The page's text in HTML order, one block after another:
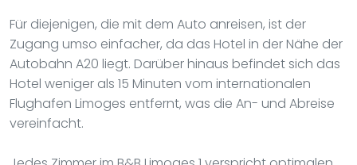
Für diejenigen, die mit dem Auto anreisen, ist der
Zugang umso einfacher, da das Hotel in der Nähe der
Autobahn A20 liegt. Darüber hinaus befindet sich das
Hotel weniger als 15 Minuten vom internationalen
Flughafen Limoges entfernt, was die An- und Abreise
vereinfacht.